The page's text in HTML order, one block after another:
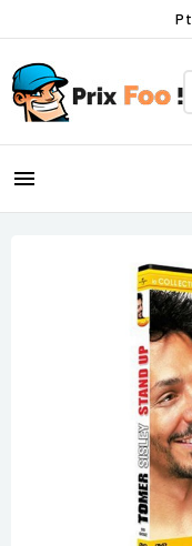
Pt
